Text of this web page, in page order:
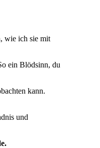
wie ich sie mit
ein Blödsinn, du
kann.
und